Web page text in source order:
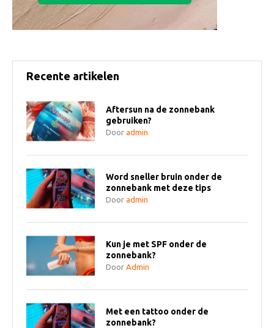
Recente artikelen
Aftersun na de zonnebank
gebruiken?
Door admin
Word sneller bruin onder de
zonnebank met deze tips
Door admin
Kun je met SPF onder de
zonnebank?
Door Admin
Met een tattoo onder de
zonnebank?